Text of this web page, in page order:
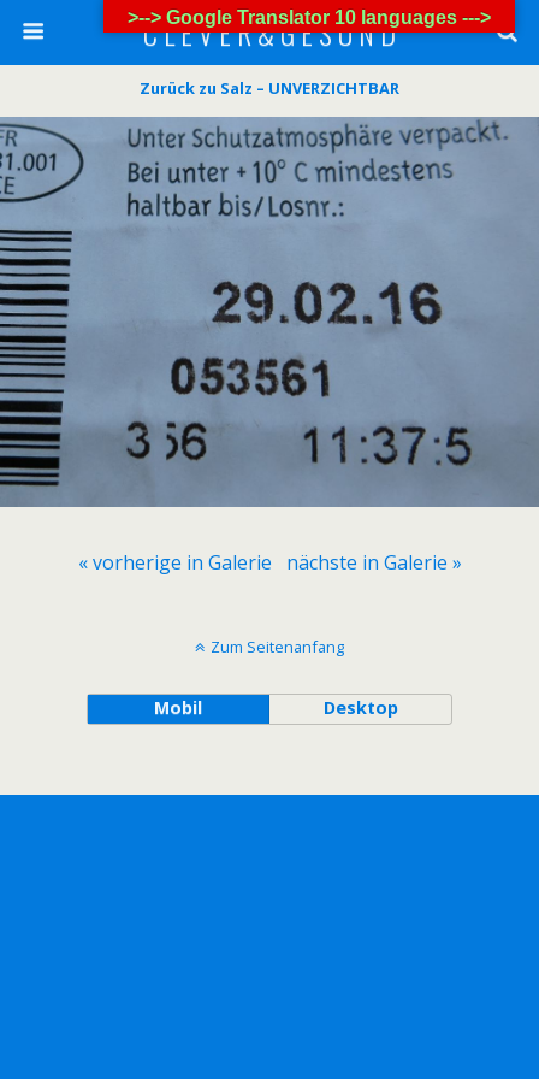
C L E V E R & G E S U N D
Zurück zu Salz – UNVERZICHTBAR
« vorherige in Galerie nächste in Galerie »
Zum Seitenanfang
Mobil Desktop
>--> Google Translator 10 languages --->